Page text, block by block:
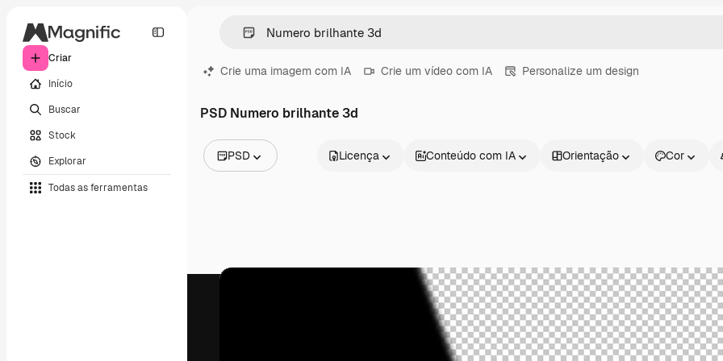
Criar
Início
Buscar
Stock
Explorar
Todas as ferramentas
Crie uma imagem com IA Crie um vídeo com IA Personalize um design
PSD Numero brilhante 3d
PSD
Vídeos
Licença Conteúdo com IA Orientação Cor
Produtos Começar